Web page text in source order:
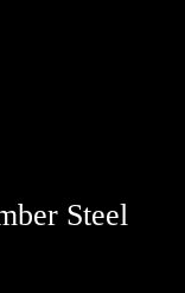
Steel